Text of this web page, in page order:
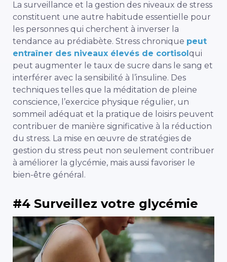
La surveillance et la gestion des niveaux de stress
constituent une autre habitude essentielle pour
les personnes qui cherchent à inverser la
tendance au prédiabète. Stress chronique peut
entraîner des niveaux élevés de cortisolqui
peut augmenter le taux de sucre dans le sang et
interférer avec la sensibilité à l’insuline. Des
techniques telles que la méditation de pleine
conscience, l’exercice physique régulier, un
sommeil adéquat et la pratique de loisirs peuvent
contribuer de manière significative à la réduction
du stress. La mise en œuvre de stratégies de
gestion du stress peut non seulement contribuer
à améliorer la glycémie, mais aussi favoriser le
bien-être général.
#4 Surveillez votre glycémie